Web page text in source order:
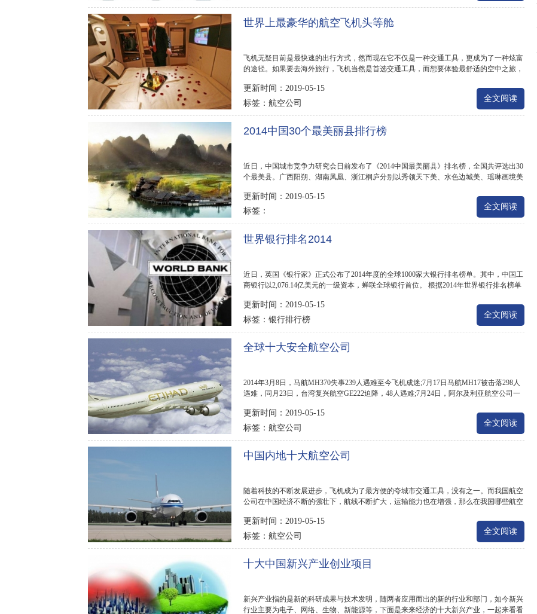
世界上最豪华的航空飞机头等舱
飞机无疑目前是最快速的出行方式，然而现在它不仅是一种交通工具，更成为了一种炫富
的途径。如果要去海外旅行，飞机当然是首选交通工具，而想要体验最舒适的空中之旅，
更新时间：2019-05-15
标签： 航空公司 全文阅读
2014中国30个最美丽县排行榜
近日，中国城市竞争力研究会日前发布了《2014中国最美丽县》排名榜，全国共评选出30
个最美县。广西阳朔、湖南凤凰、浙江桐庐分别以秀领天下美、水色边城美、瑶琳画境美
更新时间：2019-05-15
标签：
全文阅读
世界银行排名2014
近日，英国《银行家》正式公布了2014年度的全球1000家大银行排名榜单。其中，中国工
商银行以2,076.14亿美元的一级资本，蝉联全球银行首位。 根据2014年世界银行排名榜单
更新时间：2019-05-15
标签： 银行排行榜 全文阅读
全球十大安全航空公司
2014年3月8日，马航MH370失事239人遇难至今飞机成迷;7月17日马航MH17被击落298人
遇难，同月23日，台湾复兴航空GE222迫降，48人遇难;7月24日，阿尔及利亚航空公司一
更新时间：2019-05-15
标签： 航空公司 全文阅读
中国内地十大航空公司
随着科技的不断发展进步，飞机成为了最方便的夸城市交通工具，没有之一。而我国航空
公司在中国经济不断的强壮下，航线不断扩大，运输能力也在增强，那么在我国哪些航空
更新时间：2019-05-15
标签： 航空公司 全文阅读
十大中国新兴产业创业项目
新兴产业指的是新的科研成果与技术发明，随两者应用而出的新的行业和部门，如今新兴
行业主要为电子、网络、生物、新能源等，下面是来来经济的十大新兴产业，一起来看看